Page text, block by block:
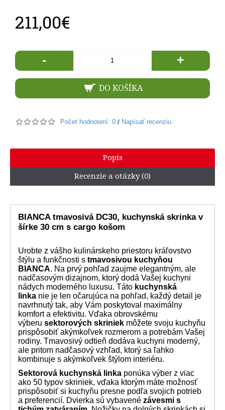
211,00€
- +
DO KOŠÍKA
Počet hodnotení: 0 / Napísať recenziu
Popis
Recenzie a otázky (0)
BIANCA tmavosivá DC30, kuchynská skrinka v
šírke 30 cm s cargo košom
Urobte z vášho kulinárskeho priestoru kráľovstvo
štýlu a funkčnosti s tmavosivou kuchyňou
BIANCA. Na prvý pohľad zaujme elegantným, ale
nadčasovým dizajnom, ktorý dodá Vašej kuchyni
nádych moderného luxusu. Táto kuchynská
linka nie je len očarujúca na pohľad, každý detail je
navrhnutý tak, aby Vám poskytoval maximálny
komfort a efektivitu. Vďaka obrovskému
výberu sektorových skriniek môžete svoju kuchyňu
prispôsobiť akýmkoľvek rozmerom a potrebám Vašej
rodiny. Tmavosivý odtieň dodáva kuchyni moderný,
ale pritom nadčasový vzhľad, ktorý sa ľahko
kombinuje s akýmkoľvek štýlom interiéru.
Sektorová kuchynská linka ponúka výber z viac
ako 50 typov skriniek, vďaka ktorým máte možnosť
prispôsobiť si kuchyňu presne podľa svojich potrieb
a preferencií. Dvierka sú vybavené závesmi s